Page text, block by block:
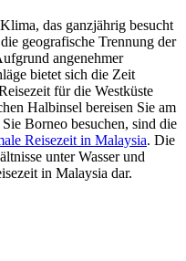
das ganzjährig besucht
geografische Trennung der
angenehmer
bietet sich die Zeit
für die Westküste
Halbinsel bereisen Sie am
Borneo besuchen, sind die
Reisezeit in Malaysia. Die
unter Wasser und
in Malaysia dar.